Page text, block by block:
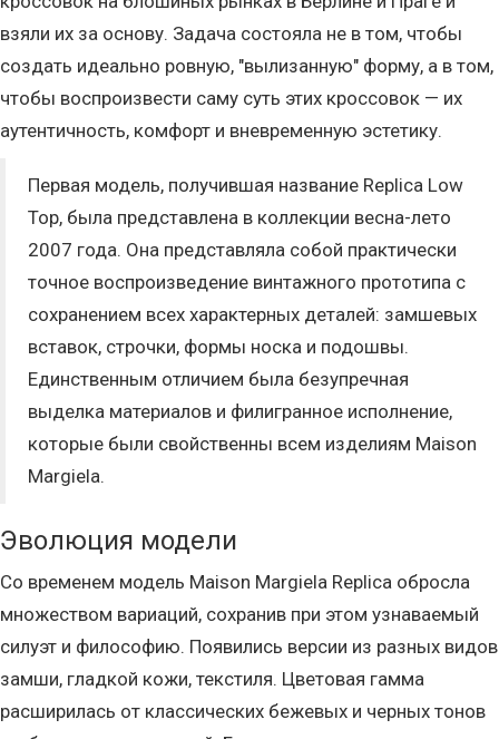
взяли их за основу. Задача состояла не в том, чтобы
создать идеально ровную, "вылизанную" форму, а в том,
чтобы воспроизвести саму суть этих кроссовок — их
аутентичность, комфорт и вневременную эстетику.
Первая модель, получившая название Replica Low
Top, была представлена в коллекции весна-лето
2007 года. Она представляла собой практически
точное воспроизведение винтажного прототипа с
сохранением всех характерных деталей: замшевых
вставок, строчки, формы носка и подошвы.
Единственным отличием была безупречная
выделка материалов и филигранное исполнение,
которые были свойственны всем изделиям Maison
Margiela.
Эволюция модели
Со временем модель Maison Margiela Replica обросла
множеством вариаций, сохранив при этом узнаваемый
силуэт и философию. Появились версии из разных видов
замши, гладкой кожи, текстиля. Цветовая гамма
расширилась от классических бежевых и черных тонов